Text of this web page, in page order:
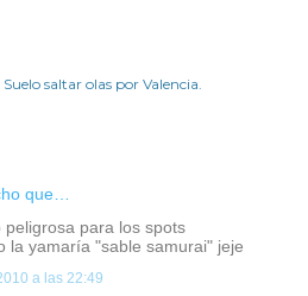
saltar olas por Valencia.
que…
peligrosa para los spots
la yamaría "sable samurai" jeje
a las 22:49